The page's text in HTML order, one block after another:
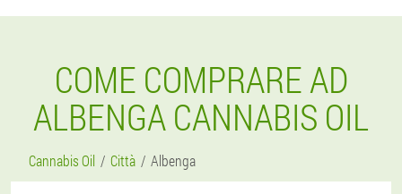
COME COMPRARE AD
ALBENGA CANNABIS OIL
Cannabis Oil Città Albenga